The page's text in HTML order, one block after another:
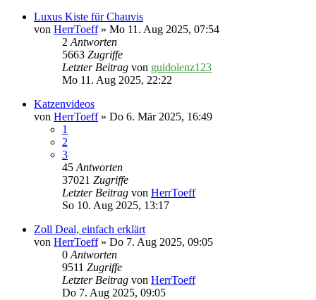
Luxus Kiste für Chauvis
von HerrToeff» Mo 11. Aug 2025, 07:54
2Antworten
5663 Zugriffe
Letzter Beitrag von guidolenz123
Mo 11. Aug 2025, 22:22
Katzenvideos
von HerrToeff» Do 6. Mär 2025, 16:49
1
2
3
45Antworten
37021 Zugriffe
Letzter Beitrag von HerrToeff
So 10. Aug 2025, 13:17
Zoll Deal, einfach erklärt
von HerrToeff» Do 7. Aug 2025, 09:05
0Antworten
9511 Zugriffe
Letzter Beitrag von HerrToeff
Do 7. Aug 2025, 09:05